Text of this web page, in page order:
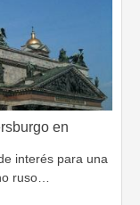
en
interés para una
ruso…